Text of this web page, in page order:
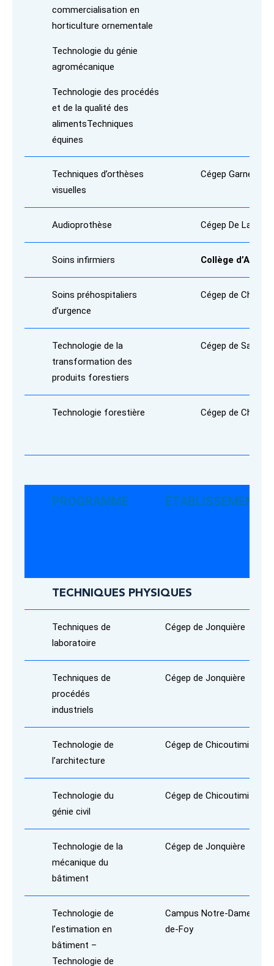
commercialisation en
horticulture ornementale
Technologie du génie
agromécanique
Technologie des procédés
et de la qualité des
alimentsTechniques
équines
Techniques d’orthèses
visuelles
Cégep Garneau
Audioprothèse Cégep De La
Soins infirmiers Collège d’Alma
Soins préhospitaliers
d’urgence
Cégep de
Technologie de la
transformation des
produits forestiers
Cégep de Saint-
Technologie forestière Cégep de
PROGRAMME ÉTABLISSEMENT
TECHNIQUES PHYSIQUES
Techniques de
laboratoire
Cégep de Jonquière
Techniques de
procédés
industriels
Cégep de Jonquière
Technologie de
l’architecture
Cégep de Chicoutimi
Technologie du
génie civil
Cégep de Chicoutimi
Technologie de la
mécanique du
bâtiment
Cégep de Jonquière
Technologie de
l’estimation en
bâtiment –
Technologie de
Campus Notre-Dame-
de-Foy